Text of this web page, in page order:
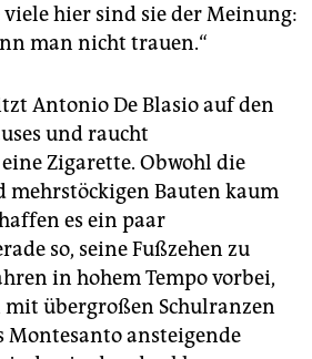
viele hier sind sie der Meinung:
man nicht trauen.“
Antonio De Blasio auf den
und raucht
Zigarette. Obwohl die
mehrstöckigen Bauten kaum
es ein paar
so, seine Fußzehen zu
in hohem Tempo vorbei,
übergroßen Schulranzen
Montesanto ansteigende